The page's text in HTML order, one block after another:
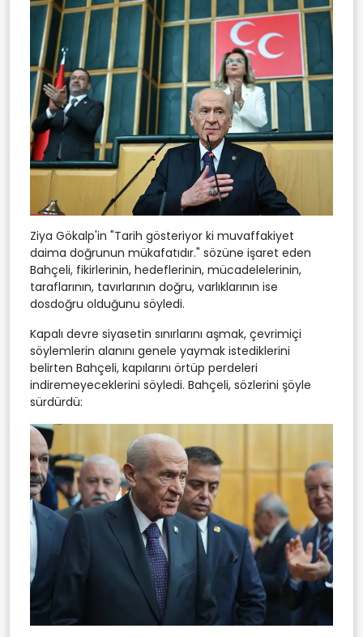
Ziya Gökalp'in "Tarih gösteriyor ki muvaffakiyet
daima doğrunun mükafatıdır." sözüne işaret eden
Bahçeli, fikirlerinin, hedeflerinin, mücadelelerinin,
taraflarının, tavırlarının doğru, varlıklarının ise
dosdoğru olduğunu söyledi.
Kapalı devre siyasetin sınırlarını aşmak, çevrimiçi
söylemlerin alanını genele yaymak istediklerini
belirten Bahçeli, kapılarını örtüp perdeleri
indiremeyeceklerini söyledi. Bahçeli, sözlerini şöyle
sürdürdü: